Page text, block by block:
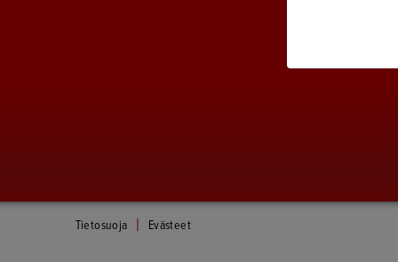
Tietosuoja | Evästeet